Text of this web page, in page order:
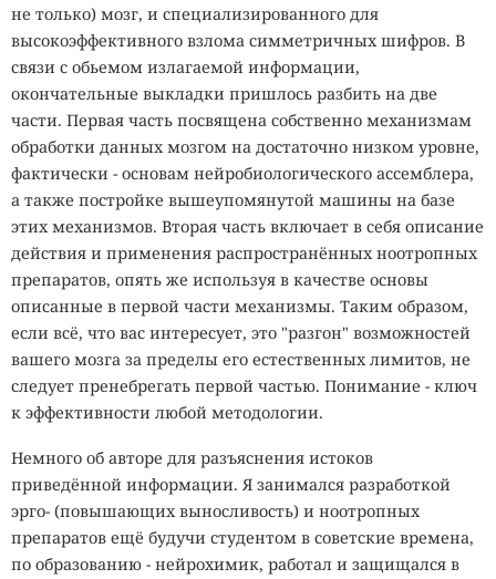
не только) мозг, и специализированного для
высокоэффективного взлома симметричных шифров. В
связи с обьемом излагаемой информации,
окончательные выкладки пришлось разбить на две
части. Первая часть посвящена собственно механизмам
обработки данных мозгом на достаточно низком уровне,
фактически - основам нейробиологического ассемблера,
а также постройке вышеупомянутой машины на базе
этих механизмов. Вторая часть включает в себя описание
действия и применения распространённых ноотропных
препаратов, опять же используя в качестве основы
описанные в первой части механизмы. Таким образом,
если всё, что вас интересует, это "разгон" возможностей
вашего мозга за пределы его естественных лимитов, не
следует пренебрегать первой частью. Понимание - ключ
к эффективности любой методологии.
Немного об авторе для разъяснения истоков
приведённой информации. Я занимался разработкой
эрго- (повышающих выносливость) и ноотропных
препаратов ещё будучи студентом в советские времена,
по образованию - нейрохимик, работал и защищался в